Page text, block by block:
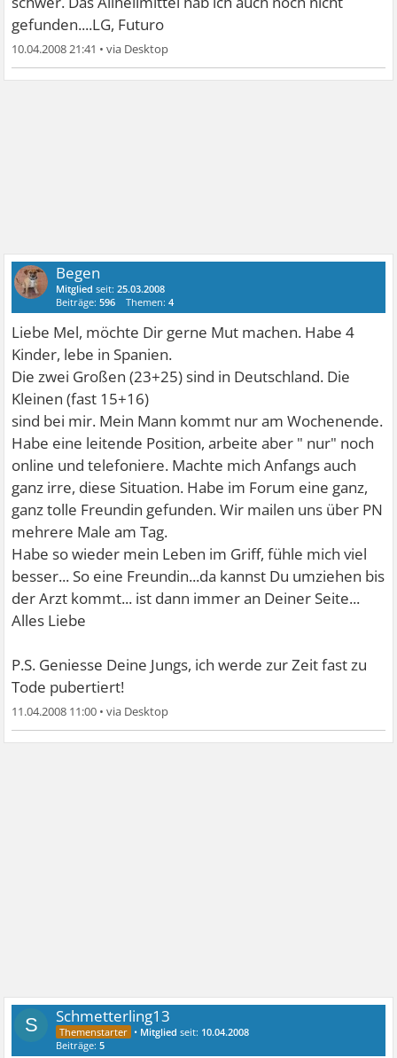
gefunden....LG, Futuro
10.04.2008 21:41 •
Begen
Mitglied seit:25.03.2008
Beiträge:596 Themen:4
Liebe Mel, möchte Dir gerne Mut machen. Habe 4
Kinder, lebe in Spanien.
Die zwei Großen (23+25) sind in Deutschland. Die
Kleinen (fast 15+16)
sind bei mir. Mein Mann kommt nur am Wochenende.
Habe eine leitende Position, arbeite aber " nur" noch
online und telefoniere. Machte mich Anfangs auch
ganz irre, diese Situation. Habe im Forum eine ganz,
ganz tolle Freundin gefunden. Wir mailen uns über PN
mehrere Male am Tag.
Habe so wieder mein Leben im Griff, fühle mich viel
besser... So eine Freundin...da kannst Du umziehen bis
der Arzt kommt... ist dann immer an Deiner Seite...
Alles Liebe
P.S. Geniesse Deine Jungs, ich werde zur Zeit fast zu
Tode pubertiert!
11.04.2008 11:00 •
S Schmetterling13
• Mitglied seit: 10.04.2008
Beiträge:5